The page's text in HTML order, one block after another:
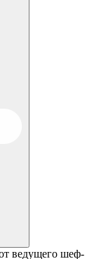
ведущего шеф-